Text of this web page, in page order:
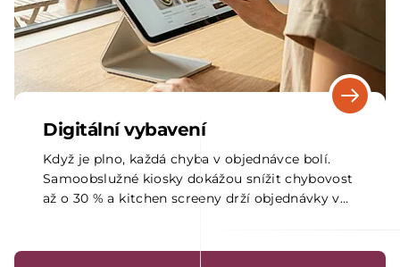
Digitální vybavení
Když je plno, každá chyba v objednávce bolí.
Samoobslužné kiosky dokážou snížit chybovost
až o 30 % a kitchen screeny drží objednávky v